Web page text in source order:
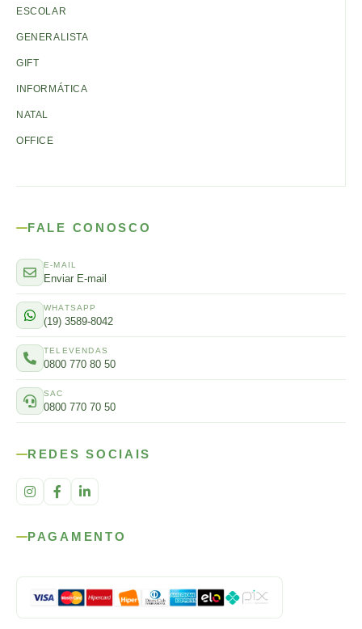
ESCOLAR
GENERALISTA
GIFT
INFORMÁTICA
NATAL
OFFICE
FALE CONOSCO
E-MAIL
Enviar E-mail
WHATSAPP
(19) 3589-8042
TELEVENDAS
0800 770 80 50
SAC
0800 770 70 50
REDES SOCIAIS
PAGAMENTO